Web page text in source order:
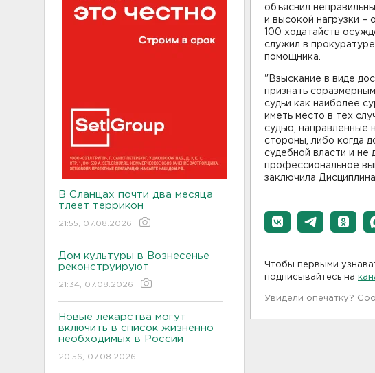
В Сланцах почти два месяца
тлеет террикон
21:55, 07.08.2026
Дом культуры в Вознесенье
реконструируют
21:34, 07.08.2026
Новые лекарства могут
включить в список жизненно
необходимых в России
20:56, 07.08.2026
объяснил
и высокой нагрузки –
100 ходатайств
служил в
помощника.
"Взыскание в виде
признать
судьи как наиболее
иметь место в тех
судью, направленные
стороны, либо когда
судебной власти и не
профессиональное
заключила
Чтобы первыми
подписывайтесь на
Увидели опечатку?